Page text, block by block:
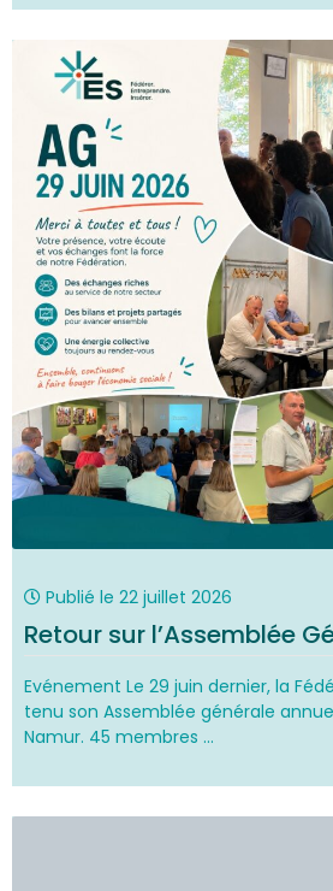
Publié le 22 juillet 2026
Retour sur l’Assemblée
Evénement Le 29 juin dernier, la
tenu son Assemblée générale
Namur. 45 membres ...